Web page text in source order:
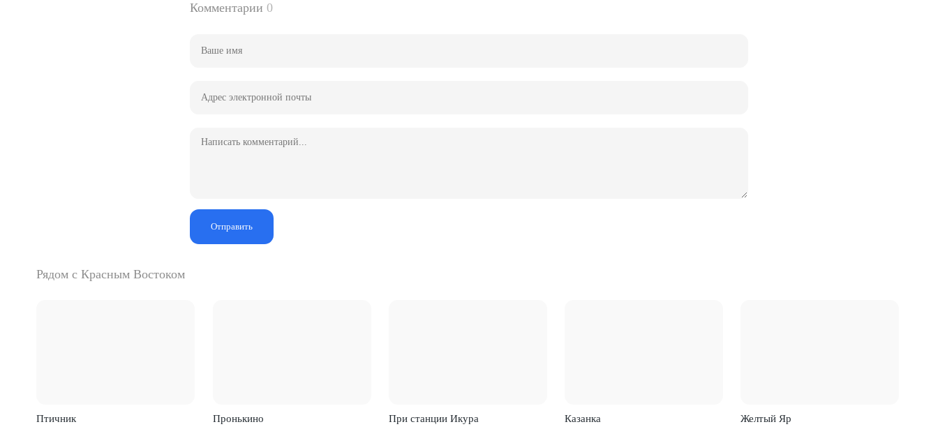
Комментарии 0
Отправить
Рядом с Красным Востоком
Птичник Пронькино При станции Икура Казанка Желтый Яр